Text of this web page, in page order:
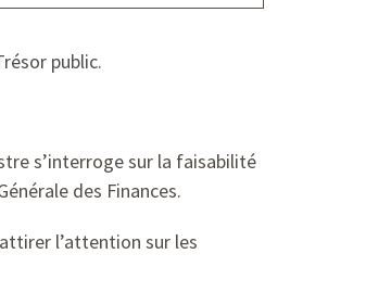
public.
s’interroge sur la faisabilité
des Finances.
l’attention sur les